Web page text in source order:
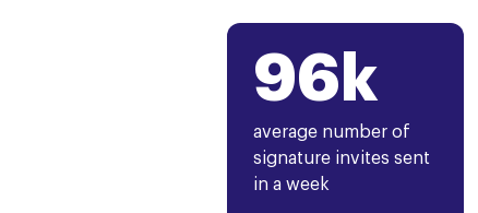
96k
average number of
signature invites sent
in a week